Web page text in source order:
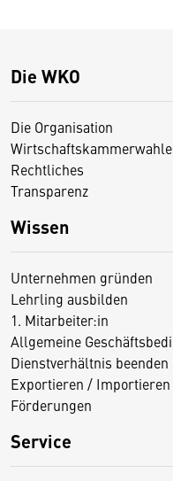
Die WKO
Die Organisation
Rechtliches
Transparenz
Wissen
Unternehmen gründen
Lehrling ausbilden
1. Mitarbeiter:in
Allgemeine
Dienstverhältnis beenden
Exportieren / Importieren
Förderungen
Service